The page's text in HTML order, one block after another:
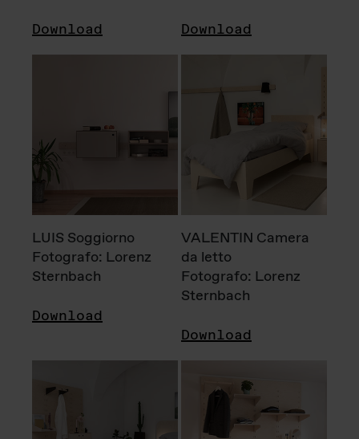
Download Download
LUIS Soggiorno
Fotografo: Lorenz
Sternbach
Download
VALENTIN Camera
da letto
Fotografo: Lorenz
Sternbach
Download